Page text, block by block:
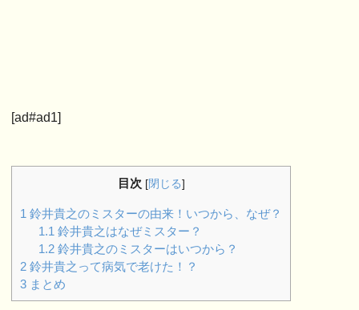
[ad#ad1]
目次 [閉じる]
1 鈴井貴之のミスターの由来！いつから、なぜ？
1.1 鈴井貴之はなぜミスター？
1.2 鈴井貴之のミスターはいつから？
2 鈴井貴之って病気で老けた！？
3 まとめ